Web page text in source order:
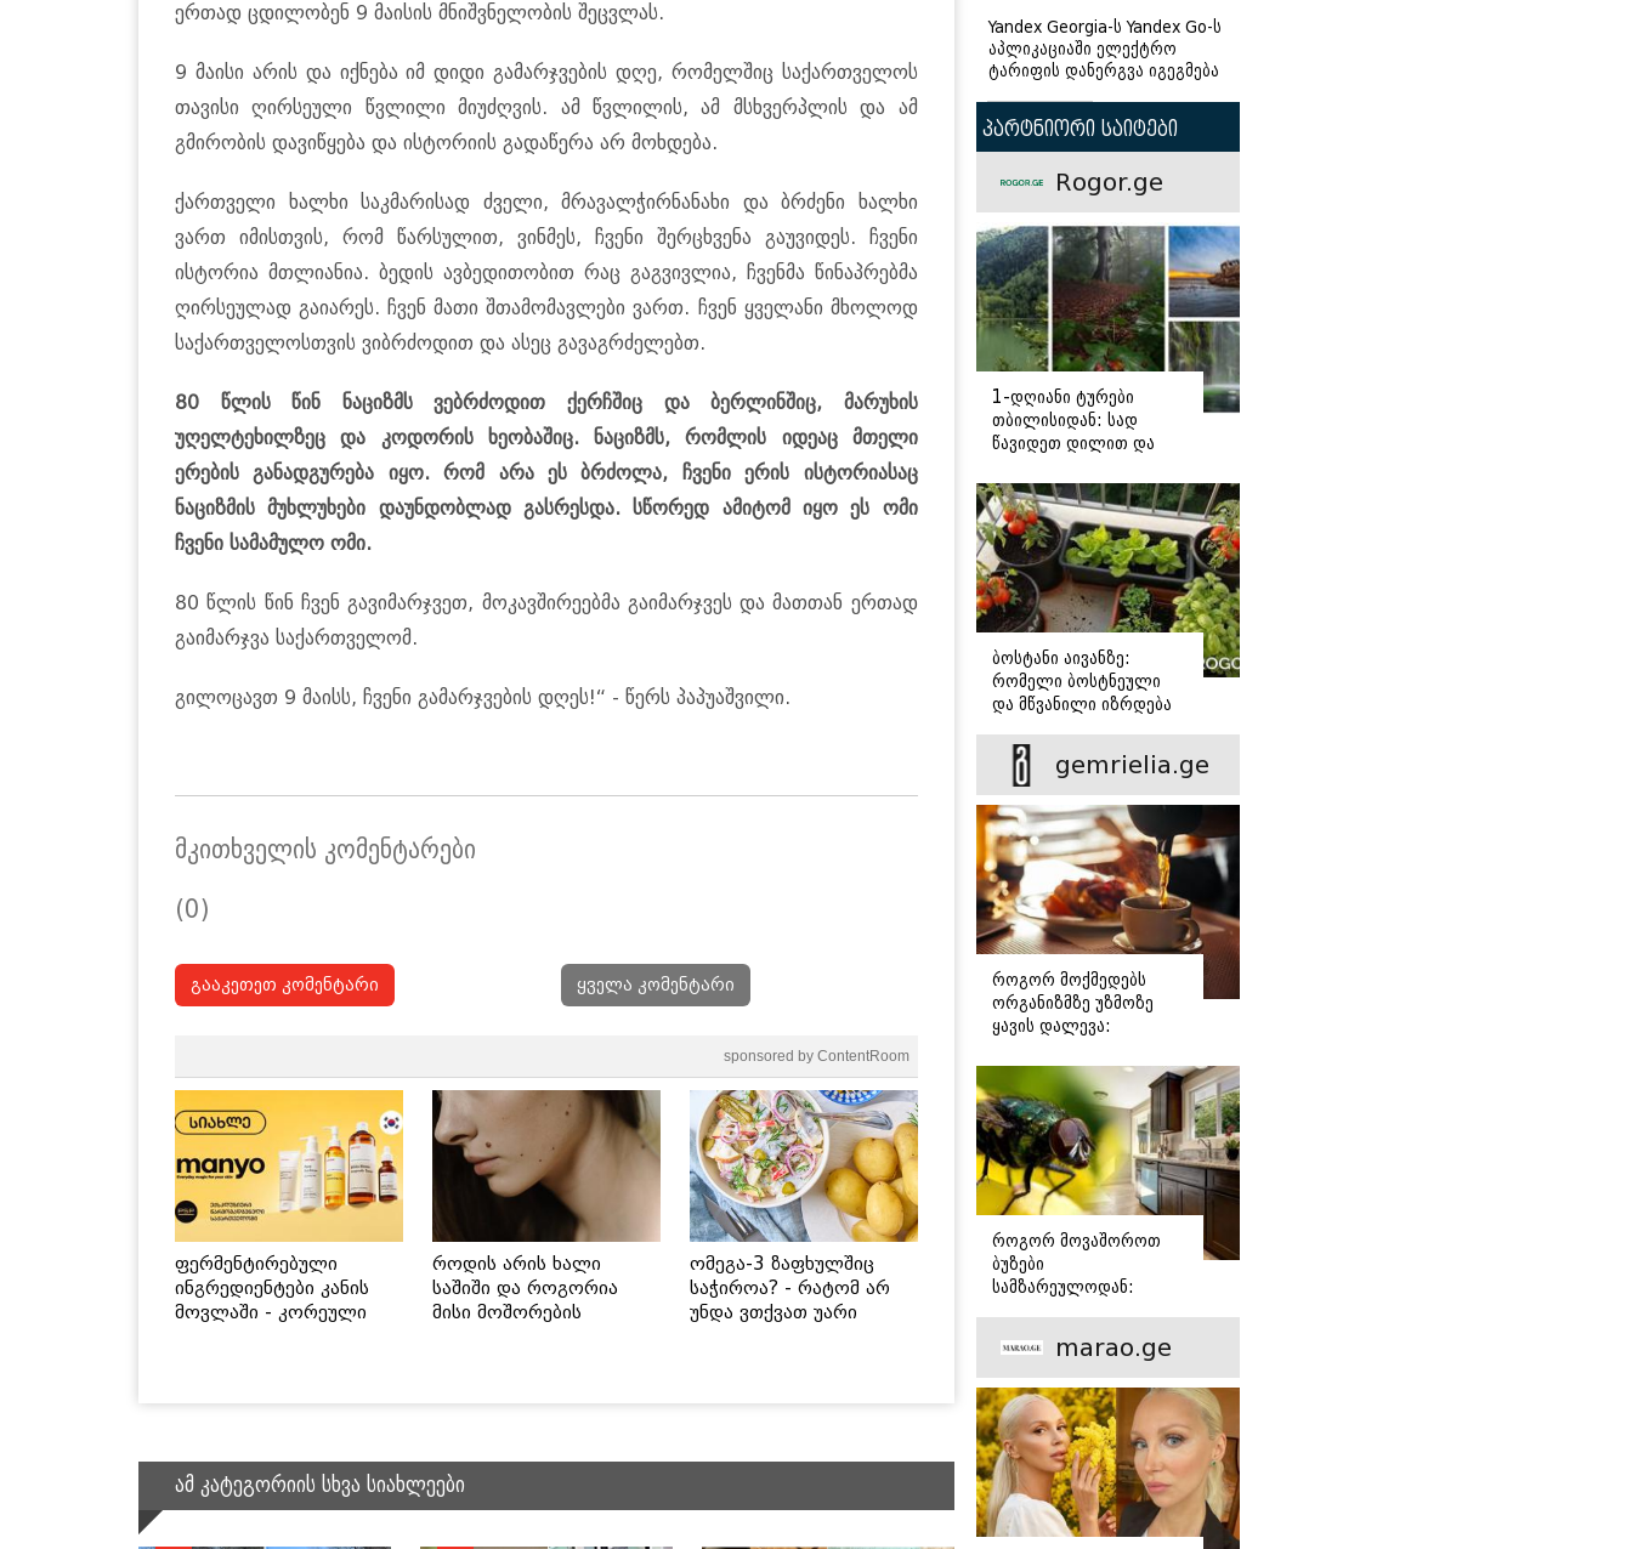
ერთად ცდილობენ 9 მაისის მნიშვნელობის შეცვლას.
9 მაისი არის და იქნება იმ დიდი გამარჯვების დღე, რომელშიც საქართველოს
თავისი ღირსეული წვლილი მიუძღვის. ამ წვლილის, ამ მსხვერპლის და ამ
გმირობის დავიწყება და ისტორიის გადაწერა არ მოხდება.
ქართველი ხალხი საკმარისად ძველი, მრავალჭირნანახი და ბრძენი ხალხი
ვართ იმისთვის, რომ წარსულით, ვინმეს, ჩვენი შერცხვენა გაუვიდეს. ჩვენი
ისტორია მთლიანია. ბედის ავბედითობით რაც გაგვივლია, ჩვენმა წინაპრებმა
ღირსეულად გაიარეს. ჩვენ მათი შთამომავლები ვართ. ჩვენ ყველანი მხოლოდ
საქართველოსთვის ვიბრძოდით და ასეც გავაგრძელებთ.
80 წლის წინ ნაციზმს ვებრძოდით ქერჩშიც და ბერლინშიც, მარუხის
უღელტეხილზეც და კოდორის ხეობაშიც. ნაციზმს, რომლის იდეაც მთელი
ერების განადგურება იყო. რომ არა ეს ბრძოლა, ჩვენი ერის ისტორიასაც
ნაციზმის მუხლუხები დაუნდობლად გასრესდა. სწორედ ამიტომ იყო ეს ომი
ჩვენი სამამულო ომი.
80 წლის წინ ჩვენ გავიმარჯვეთ, მოკავშირეებმა გაიმარჯვეს და მათთან ერთად
გაიმარჯვა საქართველომ.
გილოცავთ 9 მაისს, ჩვენი გამარჯვების დღეს!“ - წერს პაპუაშვილი.
მკითხველის კომენტარები
(0)
გააკეთეთ კომენტარი ყველა კომენტარი
sponsored by ContentRoom
ფერმენტირებული
ინგრედიენტები კანის
მოვლაში - კორეული
როდის არის ხალი
საშიში და როგორია
მისი მოშორების
ომეგა-3 ზაფხულშიც
საჭიროა? - რატომ არ
უნდა ვთქვათ უარი
ამ კატეგორიის სხვა სიახლეები
Yandex Georgia-ს Yandex Go-ს
აპლიკაციაში ელექტრო
ტარიფის დანერგვა იგეგმება
პარტნიორი საიტები
Rogor.ge
1-დღიანი ტურები
თბილისიდან: სად
წავიდეთ დილით და
ბოსტანი აივანზე:
რომელი ბოსტნეული
და მწვანილი იზრდება
gemrielia.ge
როგორ მოქმედებს
ორგანიზმზე უზმოზე
ყავის დალევა:
რჩევები
როგორ მოვაშოროთ
ბუზები
სამზარეულოდან:
რჩევები marao.ge